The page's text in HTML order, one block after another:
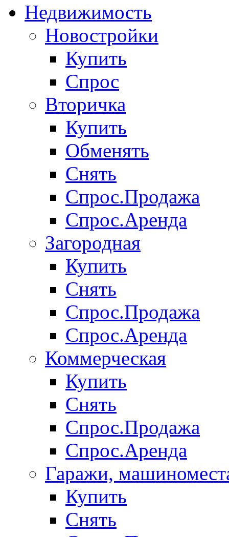
Недвижимость
Новостройки
Купить
Спрос
Вторичка
Купить
Обменять
Снять
Спрос.Продажа
Спрос.Аренда
Загородная
Купить
Снять
Спрос.Продажа
Спрос.Аренда
Коммерческая
Купить
Снять
Спрос.Продажа
Спрос.Аренда
Гаражи,
Купить
Снять